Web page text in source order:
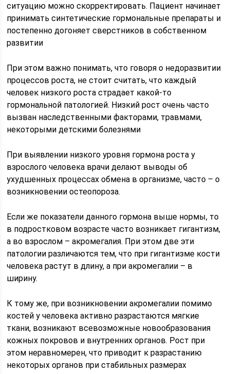
ситуацию можно скорректировать. Пациент начинает
принимать синтетические гормональные препараты и
постепенно догоняет сверстников в собственном
развитии
При этом важно понимать, что говоря о недоразвитии
процессов роста, не стоит считать, что каждый
человек низкого роста страдает какой-то
гормональной патологией. Низкий рост очень часто
вызван наследственными факторами, травмами,
некоторыми детскими болезнями
При выявлении низкого уровня гормона роста у
взрослого человека врачи делают выводы об
ухудшенных процессах обмена в организме, часто – о
возникновении остеопороза.
Если же показатели данного гормона выше нормы, то
в подростковом возрасте часто возникает гигантизм,
а во взрослом – акромегалия. При этом две эти
патологии различаются тем, что при гигантизме кости
человека растут в длину, а при акромегалии – в
ширину.
К тому же, при возникновении акромегалии помимо
костей у человека активно разрастаются мягкие
ткани, возникают всевозможные новообразования
кожных покровов и внутренних органов. Рост при
этом неравномерен, что приводит к разрастанию
некоторых органов при стабильных размерах